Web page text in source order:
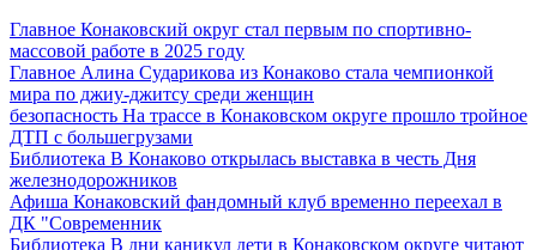
Главное Конаковский округ стал первым по спортивно-
массовой работе в 2025 году
Главное Алина Сударикова из Конаково стала чемпионкой
мира по джиу-джитсу среди женщин
безопасность На трассе в Конаковском округе прошло тройное
ДТП с большегрузами
Библиотека В Конаково открылась выставка в честь Дня
железнодорожников
Афиша Конаковский фандомный клуб временно переехал в
ДК "Современник
Библиотека В дни каникул дети в Конаковском округе читают